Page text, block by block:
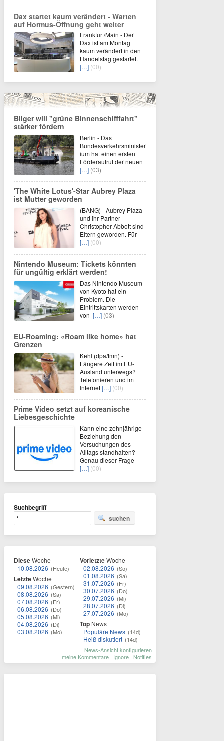
Dax startet kaum verändert - Warten
auf Hormus-Öffnung geht weiter
Frankfurt/Main - Der
Dax ist am Montag
kaum verändert in den
Handelstag gestartet.
[…] (00)
Bilger will "grüne Binnenschifffahrt"
stärker fördern
Berlin - Das
Bundesverkehrsminister
ium hat einen ersten
Förderaufruf der neuen
[…] (03)
'The White Lotus'-Star Aubrey Plaza
ist Mutter geworden
(BANG) - Aubrey Plaza
und ihr Partner
Christopher Abbott sind
Eltern geworden. Für
[…] (00)
Nintendo Museum: Tickets könnten
für ungültig erklärt werden!
Das Nintendo Museum
von Kyoto hat ein
Problem. Die
Eintrittskarten werden
von […] (03)
EU-Roaming: «Roam like home» hat
Grenzen
Kehl (dpa/tmn) -
Längere Zeit im EU-
Ausland unterwegs?
Telefonieren und im
Internet[…] (00)
Prime Video setzt auf koreanische
Liebesgeschichte
Kann eine zehnjährige
Beziehung den
Versuchungen des
Alltags standhalten?
Genau dieser Frage
[…] (00)
Suchbegriff
suchen
DieseWoche
10.08.2026 (Heute)
LetzteWoche
09.08.2026 (Gestern)
08.08.2026 (Sa)
07.08.2026 (Fr)
06.08.2026 (Do)
05.08.2026 (Mi)
04.08.2026 (Di)
03.08.2026 (Mo)
VorletzteWoche
02.08.2026 (So)
01.08.2026 (Sa)
31.07.2026 (Fr)
30.07.2026 (Do)
29.07.2026 (Mi)
28.07.2026 (Di)
27.07.2026 (Mo)
Top News
Populäre News (14d)
Heiß diskutiert (14d)
News-Ansicht konfigurieren
meine Kommentare | Ignore | Notifies